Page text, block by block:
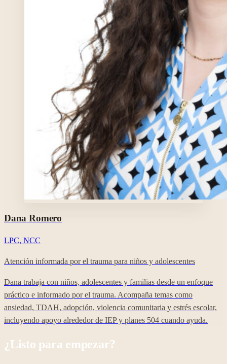
Dana Romero
LPC, NCC
Atención informada por el trauma para niños y adolescentes
Dana trabaja con niños, adolescentes y familias desde un enfoque
práctico e informado por el trauma. Acompaña temas como
ansiedad, TDAH, adopción, violencia comunitaria y estrés escolar,
incluyendo apoyo alrededor de IEP y planes 504 cuando ayuda.
¿Listo para empezar?